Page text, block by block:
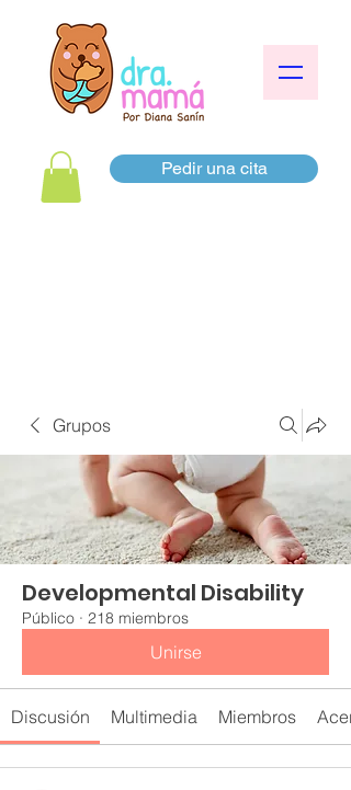
Pedir una cita
Grupos
Developmental Disability
Público · 218 miembros
Unirse
Discusión Multimedia Miembros